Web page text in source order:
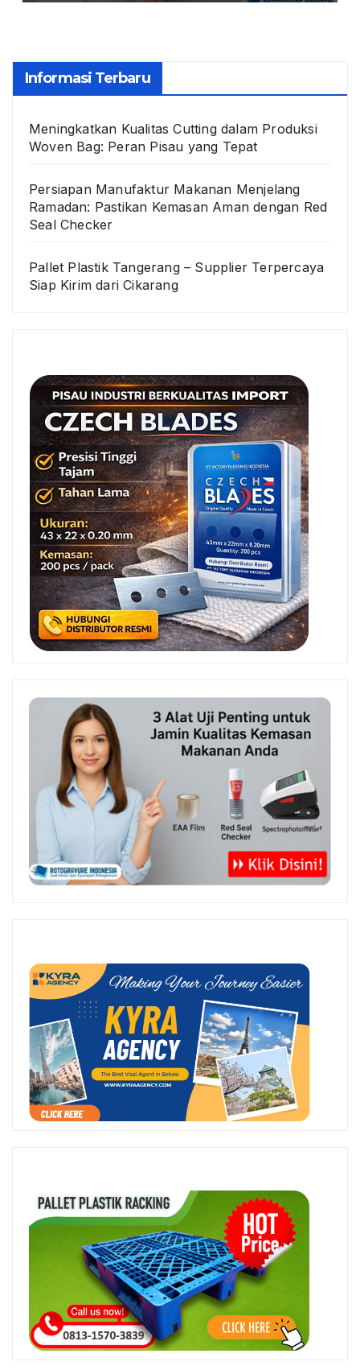
Informasi Terbaru
Meningkatkan Kualitas Cutting dalam Produksi
Woven Bag: Peran Pisau yang Tepat
Persiapan Manufaktur Makanan Menjelang
Ramadan: Pastikan Kemasan Aman dengan Red
Seal Checker
Pallet Plastik Tangerang – Supplier Terpercaya
Siap Kirim dari Cikarang